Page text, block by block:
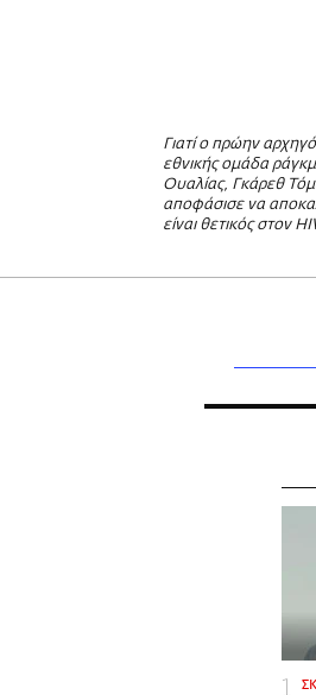
Γιατί ο πρώην
εθνικής ομάδα
Ουαλίας, Γκάρεθ
αποφάσισε να
είναι θετικός στον